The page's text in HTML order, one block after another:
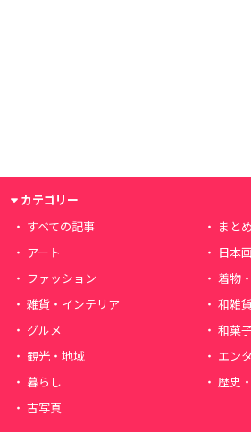
カテゴリー
すべての記事
まとめ
アート
日本
ファッション
着物
雑貨・インテリア
和雑
グルメ
和菓
観光・地域
エン
暮らし
歴史
古写真